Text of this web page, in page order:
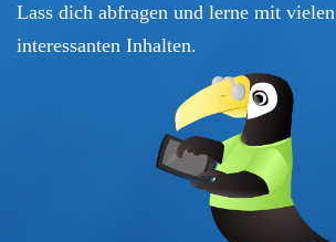
Lass dich abfragen und lerne mit vielen
interessanten Inhalten.